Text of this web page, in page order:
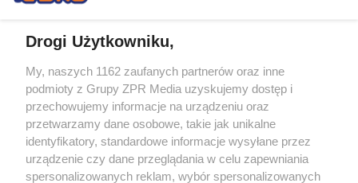
Żaden utwór zamieszczony w serwisie nie może być powielany i
rozpowszechniany lub dalej rozpowszechniany w jakikolwiek sposób (w
tym także elektroniczny lub mechaniczny) na jakimkolwiek polu
eksploatacji w jakiejkolwiek formie, włącznie z umieszczaniem w Internecie
bez pisemnej zgody właściciela praw. Jakiekolwiek użycie lub
wykorzystanie utworów w całości lub w części z naruszeniem prawa, tzn.
bez właściwej zgody, jest zabronione pod groźbą kary i może być ścigane
prawnie.
Drogi Użytkowniku,
My, naszych 1162 zaufanych partnerów oraz inne
podmioty z Grupy ZPR Media uzyskujemy dostęp i
przechowujemy informacje na urządzeniu oraz
przetwarzamy dane osobowe, takie jak unikalne
identyfikatory, standardowe informacje wysyłane przez
urządzenie czy dane przeglądania w celu zapewniania
spersonalizowanych reklam, wybór spersonalizowanych